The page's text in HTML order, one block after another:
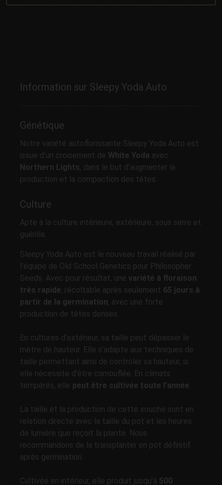
Information sur Sleepy Yoda Auto
Génétique
Notre variété autoflorissante Sleepy Yoda Auto est
issue d’un croisement de White Yoda avec
Northern Lights, dans le but d’augmenter la
production et la compaction des têtes.
Culture
Apte à la culture intérieure, extérieure, sous serre et
guérilla.
Sleepy Yoda Auto est le nouveau travail réalisé par
l’équipe de Old School Genetics pour Philosopher
Seeds. Avec pour résultat, une variété à floraison
très rapide, récoltable après seulement 65 jours à
partir de la germination, avec une forte
production de têtes denses.
En cultures d’extérieur, sa taille peut dépasser le
mètre de hauteur. Elle s’adapte aux techniques de
taille permettant ainsi de contrôler sa hauteur, si
elle nécessite d’être camouflée. En climats
tempérés, elle peut être cultivée toute l’année
La taille et la production de cette souche sont en
relation directe avec la taille du pot et les heures
de lumière que reçoit la plante. Nous
recommandons de la transplanter en pot définitif
après germination.
Cultivée en intérieur, elle produit jusqu’à 500